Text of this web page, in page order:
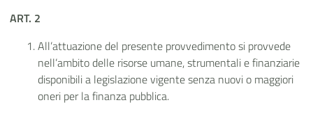
ART. 2
All’attuazione del presente provvedimento si provvede
nell’ambito delle risorse umane, strumentali e finanziarie
disponibili a legislazione vigente senza nuovi o maggiori
oneri per la finanza pubblica.